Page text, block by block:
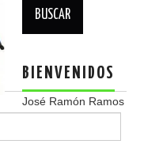
BIENVENIDOS
José Ramón Ramos